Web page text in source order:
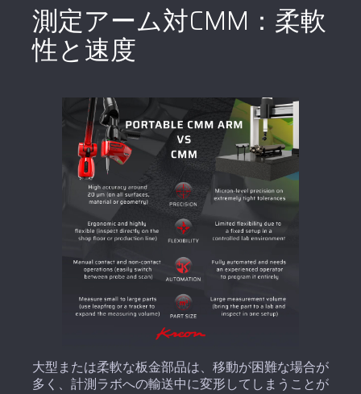
測定アーム対CMM：柔軟
性と速度
大型または柔軟な板金部品は、移動が困難な場合が
多く、計測ラボへの輸送中に変形してしまうことが